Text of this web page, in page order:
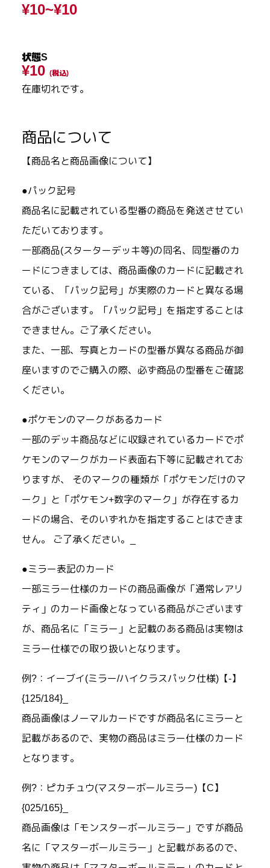
¥10~¥10
状態S
¥10 (税込)
在庫切れです。
商品について
【商品名と商品画像について】
●パック記号
商品名に記載されている型番の商品を発送させてい
ただいております。
一部商品(スターターデッキ等)の同名、同型番のカ
ードにつきましては、商品画像のカードに記載され
ている、「パック記号」が実際のカードと異なる場
合がございます。「パック記号」を指定することは
できません。ご了承ください。
また、一部、写真とカードの型番が異なる商品が御
座いますのでご購入の際、必ず商品の型番をご確認
ください。
●ポケモンのマークがあるカード
一部のデッキ商品などに収録されているカードでポ
ケモンのマークがカード表面右下等に記載されてお
りますが、 そのマークの種類が「ポケモンだけのマ
ーク」と「ポケモン+数字のマーク」が存在するカ
ードの場合、そのいずれかを指定することはできま
せん。 ご了承ください。_
●ミラー表記のカード
一部ミラー仕様のカードの商品画像が「通常レアリ
ティ」のカード画像となっている商品がございます
が、商品名に「ミラー」と記載のある商品は実物は
ミラー仕様での取り扱いとなります。
例?：イーブイ(ミラー/ハイクラスパック仕様)【-】
{125/184}_
商品画像はノーマルカードですが商品名にミラーと
記載があるので、実物の商品はミラー仕様のカード
となります。
例?：ピカチュウ(マスターボールミラー)【C】
{025/165}_
商品画像は「モンスターボールミラー」ですが商品
名に「マスターボールミラー」と記載があるので、